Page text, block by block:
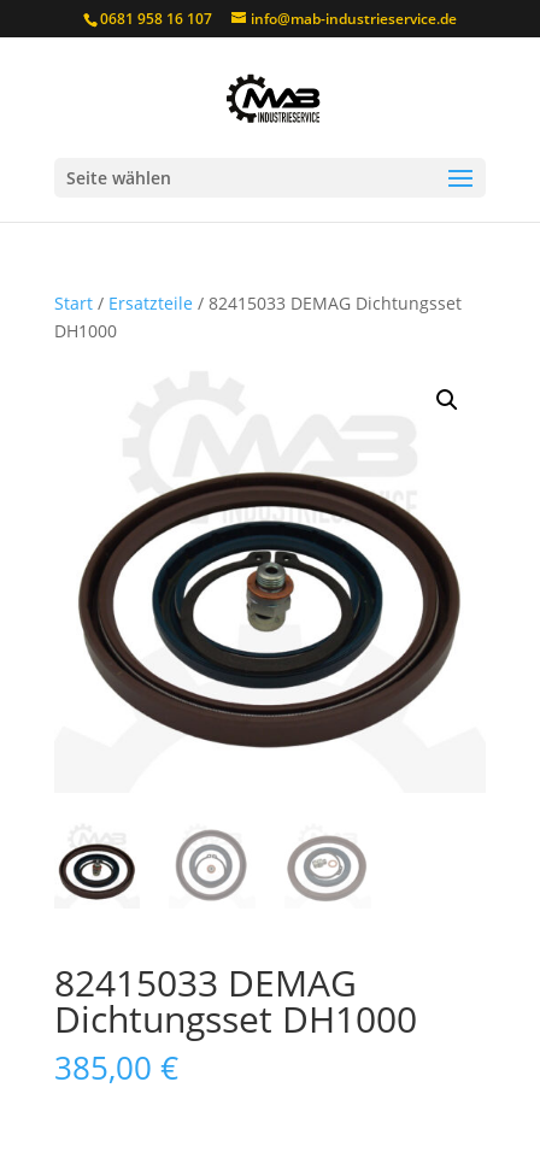
0681 958 16 107 info@mab-industrieservice.de
Seite wählen
Start/ Ersatzteile / 82415033 DEMAG Dichtungsset
DH1000
82415033 DEMAG
Dichtungsset DH1000
385,00 €